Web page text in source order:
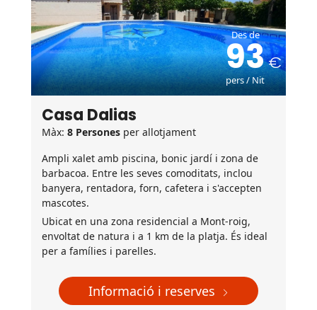
Des de
93
pers / Nit
Casa Dalias
Màx: 8 Persones per allotjament
Ampli xalet amb piscina, bonic jardí i zona de
barbacoa. Entre les seves comoditats, inclou
banyera, rentadora, forn, cafetera i s'accepten
mascotes.
Ubicat en una zona residencial a Mont-roig,
envoltat de natura i a 1 km de la platja. És ideal
per a famílies i parelles.
Informació i reserves